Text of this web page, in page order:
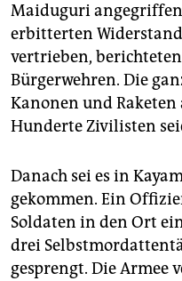
Maiduguri
erbitterten
vertrieben,
Bürgerwehren. Die
Kanonen und
Hunderte Zivilisten
Danach sei es in
gekommen. Ein
Soldaten in den Ort
drei
gesprengt. Die Armee